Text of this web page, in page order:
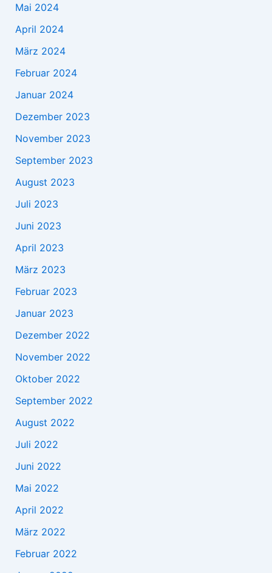
Mai 2024
April 2024
März 2024
Februar 2024
Januar 2024
Dezember 2023
November 2023
September 2023
August 2023
Juli 2023
Juni 2023
April 2023
März 2023
Februar 2023
Januar 2023
Dezember 2022
November 2022
Oktober 2022
September 2022
August 2022
Juli 2022
Juni 2022
Mai 2022
April 2022
März 2022
Februar 2022